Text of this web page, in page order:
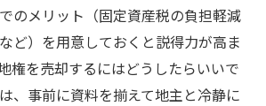
のメリット（固定資産税の負担軽減
ど）を用意しておくと説得力が高ま
権を売却するにはどうしたらいいで
、事前に資料を揃えて地主と冷静に